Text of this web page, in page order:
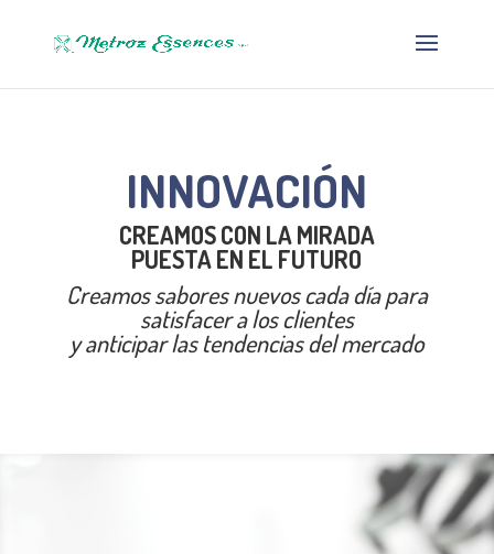
INNOVACIÓN
CREAMOS CON LA MIRADA
PUESTA EN EL FUTURO
Creamos sabores nuevos cada día para
satisfacer a los clientes
y anticipar las tendencias del mercado